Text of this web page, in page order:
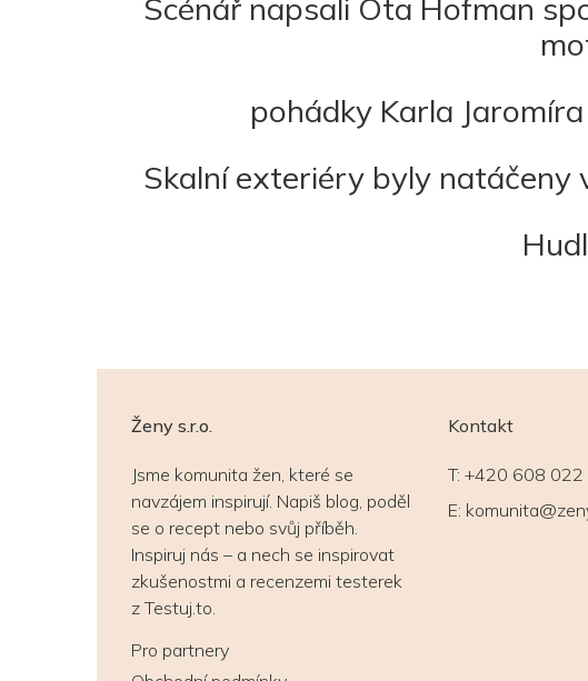
Scénář napsali Ota Hofman
pohádky Karla
Skalní exteriéry byly natáčeny
Ženy s.r.o.
Jsme komunita žen, které se
navzájem inspirují. Napiš blog, poděl
se o recept nebo svůj příběh.
Inspiruj nás – a nech se inspirovat
zkušenostmi a recenzemi testerek
z Testuj.to.
Pro partnery
Kontakt
T: +420 608 022
E: